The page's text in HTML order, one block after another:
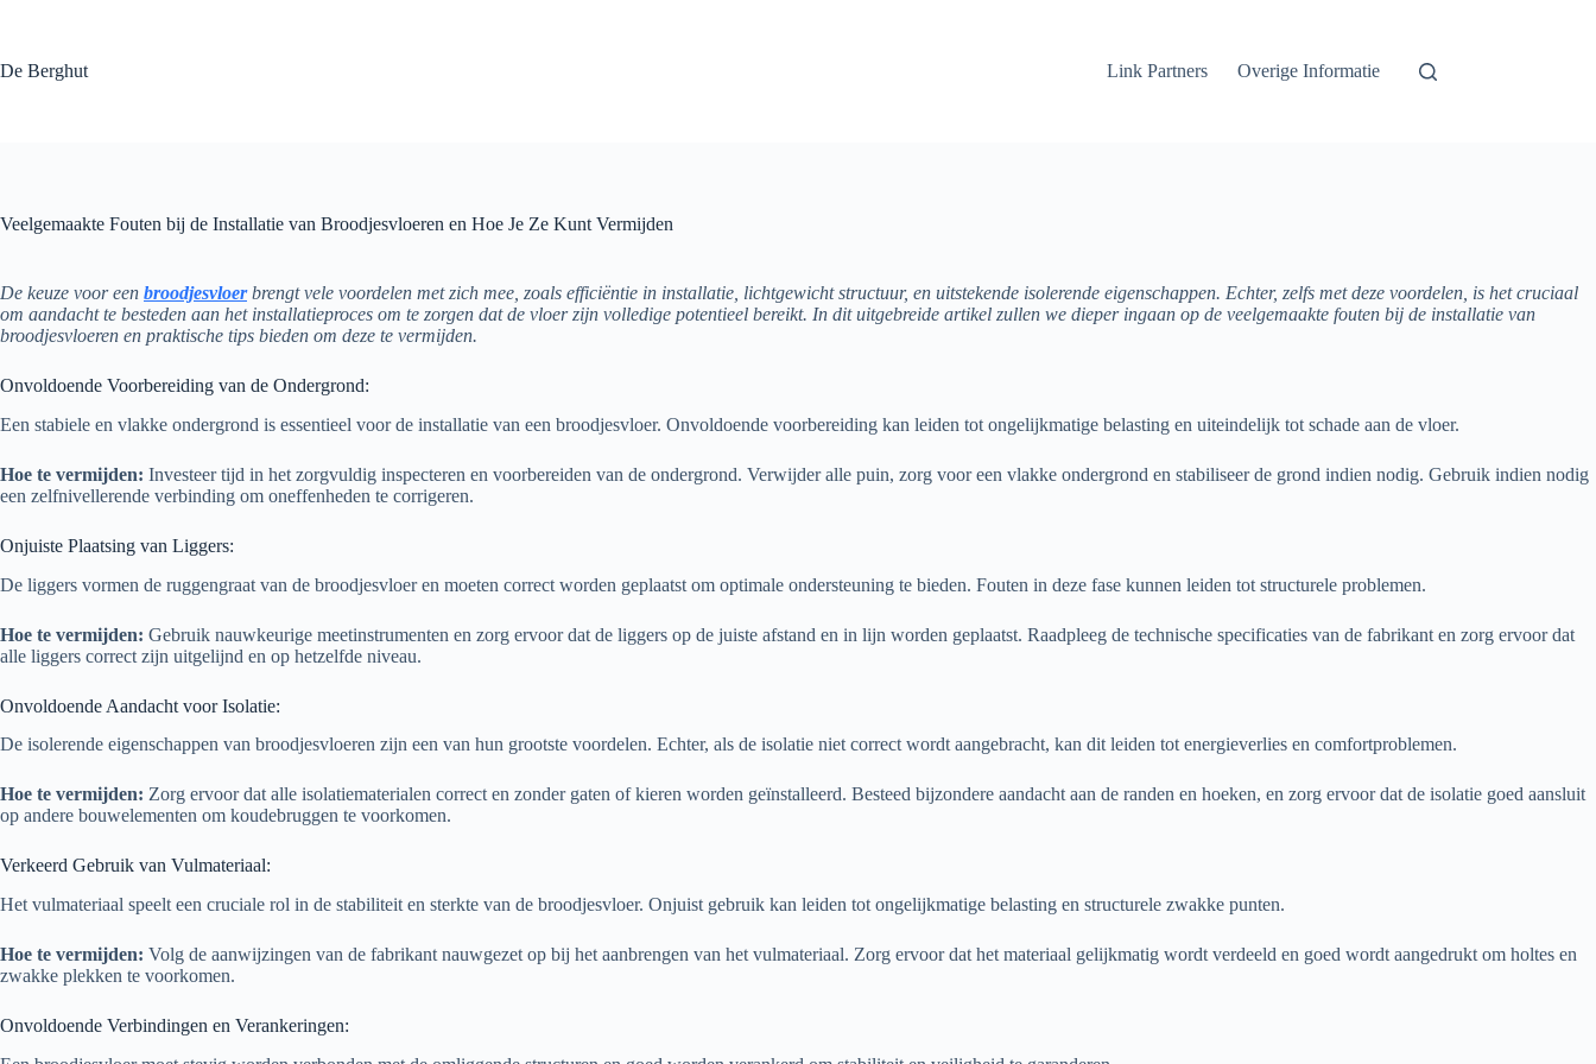
inhoud
De Berghut Link Partners Overige Informatie
Veelgemaakte Fouten bij de Installatie van Broodjesvloeren en Hoe Je Ze Kunt Vermijden
De keuze voor een broodjesvloerbrengt vele voordelen met zich mee, zoals efficiëntie in installatie, lichtgewicht structuur, en uitstekende isolerende eigenschappen. Echter, zelfs met deze voordelen, is het cruciaal
om aandacht te besteden aan het installatieproces om te zorgen dat de vloer zijn volledige potentieel bereikt. In dit uitgebreide artikel zullen we dieper ingaan op de veelgemaakte fouten bij de installatie van
broodjesvloeren en praktische tips bieden om deze te vermijden.
Onvoldoende Voorbereiding van de Ondergrond:
Een stabiele en vlakke ondergrond is essentieel voor de installatie van een broodjesvloer. Onvoldoende voorbereiding kan leiden tot ongelijkmatige belasting en uiteindelijk tot schade aan de vloer.
Hoe te vermijden: Investeer tijd in het zorgvuldig inspecteren en voorbereiden van de ondergrond. Verwijder alle puin, zorg voor een vlakke ondergrond en stabiliseer de grond indien nodig. Gebruik indien nodig
een zelfnivellerende verbinding om oneffenheden te corrigeren.
Onjuiste Plaatsing van Liggers:
De liggers vormen de ruggengraat van de broodjesvloer en moeten correct worden geplaatst om optimale ondersteuning te bieden. Fouten in deze fase kunnen leiden tot structurele problemen.
Hoe te vermijden: Gebruik nauwkeurige meetinstrumenten en zorg ervoor dat de liggers op de juiste afstand en in lijn worden geplaatst. Raadpleeg de technische specificaties van de fabrikant en zorg ervoor dat
alle liggers correct zijn uitgelijnd en op hetzelfde niveau.
Onvoldoende Aandacht voor Isolatie:
De isolerende eigenschappen van broodjesvloeren zijn een van hun grootste voordelen. Echter, als de isolatie niet correct wordt aangebracht, kan dit leiden tot energieverlies en comfortproblemen.
Hoe te vermijden: Zorg ervoor dat alle isolatiematerialen correct en zonder gaten of kieren worden geïnstalleerd. Besteed bijzondere aandacht aan de randen en hoeken, en zorg ervoor dat de isolatie goed aansluit
op andere bouwelementen om koudebruggen te voorkomen.
Verkeerd Gebruik van Vulmateriaal:
Het vulmateriaal speelt een cruciale rol in de stabiliteit en sterkte van de broodjesvloer. Onjuist gebruik kan leiden tot ongelijkmatige belasting en structurele zwakke punten.
Hoe te vermijden: Volg de aanwijzingen van de fabrikant nauwgezet op bij het aanbrengen van het vulmateriaal. Zorg ervoor dat het materiaal gelijkmatig wordt verdeeld en goed wordt aangedrukt om holtes en
zwakke plekken te voorkomen.
Onvoldoende Verbindingen en Verankeringen: